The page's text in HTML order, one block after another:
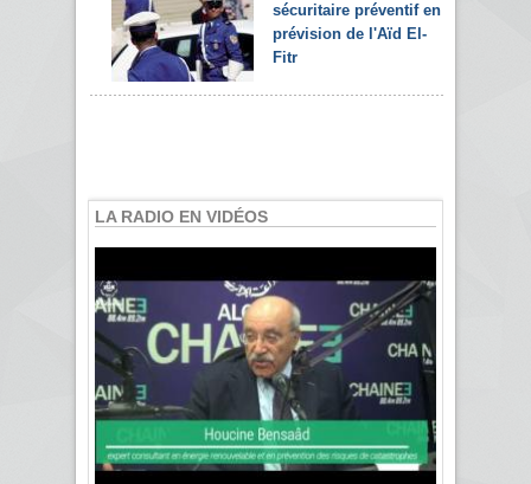
sécuritaire préventif en
prévision de l'Aïd El-
Fitr
LA RADIO EN VIDÉOS